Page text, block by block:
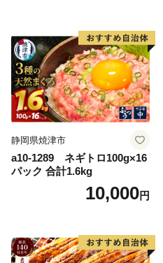
静岡県焼津市
a10-1289 ネギトロ100g×16
パック 合計1.6kg
10,000円